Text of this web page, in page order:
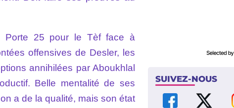
Porte 25 pour le Tèf face à
offensives de Desler, les
annihilées par Aboukhlal
Belle mentalité de ses
a de la qualité, mais son état
SUIVEZ-NOUS